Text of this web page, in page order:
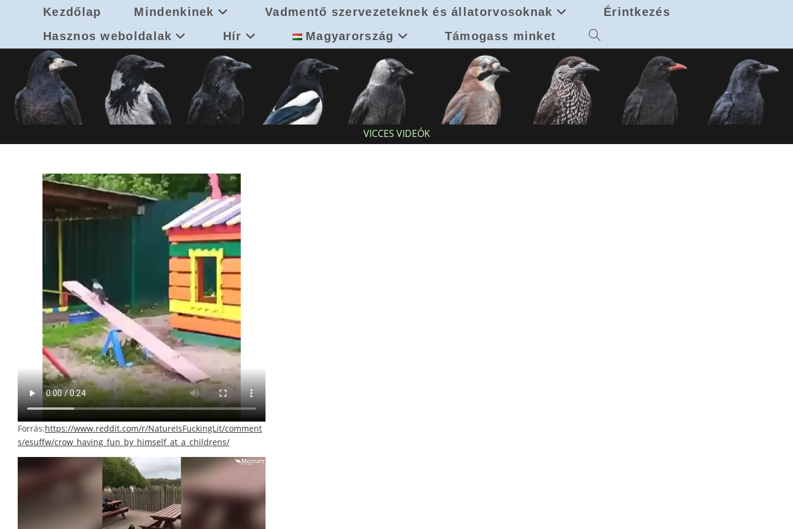
Kezdőlap Mindenkinek Vadmentő szervezeteknek és állatorvosoknak
Érintkezés
Hasznos weboldalak
Hír Magyarország Támogass minket Toggle
VICCES VIDEÓK
Forrás:https://www.reddit.com/r/NatureIsFuckingLit/comment
s/esuffw/crow_having_fun_by_himself_at_a_childrens/